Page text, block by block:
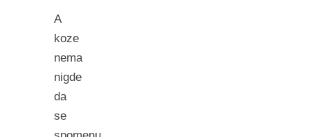
A
koze
nema
nigde
da
se